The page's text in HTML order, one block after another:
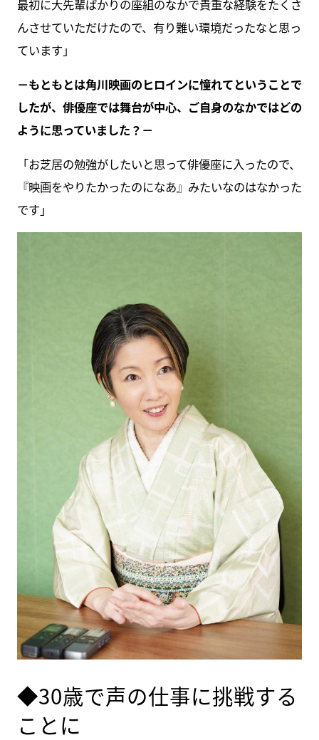
最初に大先輩ばかりの座組のなかで貴重な経験をたくさ
んさせていただけたので、有り難い環境だったなと思っ
ています」
－もともとは角川映画のヒロインに憧れてということで
したが、俳優座では舞台が中心、ご自身のなかではどの
ように思っていました？－
「お芝居の勉強がしたいと思って俳優座に入ったので、
『映画をやりたかったのになあ』みたいなのはなかった
です」
◆30歳で声の仕事に挑戦する
ことに